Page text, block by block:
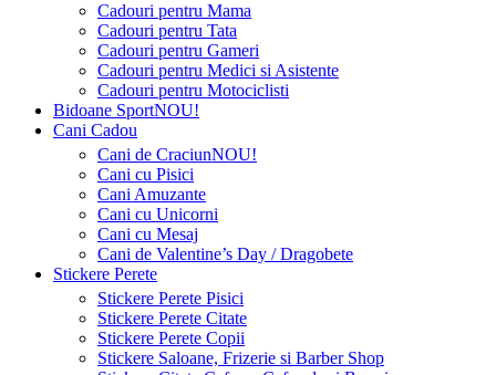
Cadouri pentru Mama
Cadouri pentru Tata
Cadouri pentru Gameri
Cadouri pentru Medici si Asistente
Cadouri pentru Motociclisti
Bidoane SportNOU!
Cani Cadou
Cani de CraciunNOU!
Cani cu Pisici
Cani Amuzante
Cani cu Unicorni
Cani cu Mesaj
Cani de Valentine’s Day / Dragobete
Stickere Perete
Stickere Perete Pisici
Stickere Perete Citate
Stickere Perete Copii
Stickere Saloane, Frizerie si Barber Shop